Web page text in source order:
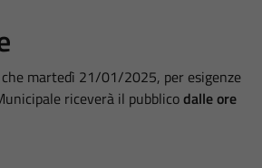
martedì 21/01/2025, per esigenze
riceverà il pubblicodalle ore